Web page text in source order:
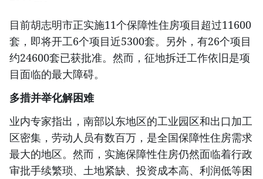
目前胡志明市正实施11个保障性住房项目超过11600
套，即将开工6个项目近5300套。另外，有26个项目
约24600套已获批准。然而，征地拆迁工作依旧是项
目面临的最大障碍。
多措并举化解困难
业内专家指出，南部以东地区的工业园区和出口加工
区密集，劳动人员有数百万，是全国保障性住房需求
最大的地区。然而，实施保障性住房仍然面临着行政
审批手续繁琐、土地紧缺、投资成本高、利润低等困